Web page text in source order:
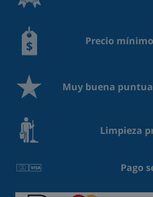
Precio
Muy buena
Limpieza
Pago